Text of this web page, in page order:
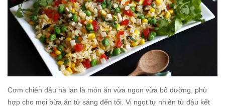
Cơm chiên đậu hà lan là món ăn vừa ngon vừa bổ dưỡng, phù
hợp cho mọi bữa ăn từ sáng đến tối. Vị ngọt tự nhiên từ đậu kết